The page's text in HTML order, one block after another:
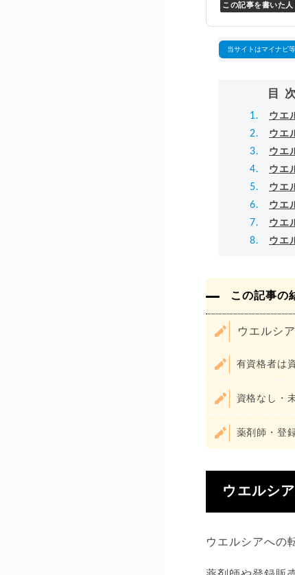
この記事を書いた人
当サイトはマイナビ
目
ウエ
ウエ
ウエ
ウエ
ウエ
ウエ
ウエ
ウエ
この記事の
ウエルシ
有資格者は
資格なし・
薬剤師・登
ウエルシ
ウエルシアへの